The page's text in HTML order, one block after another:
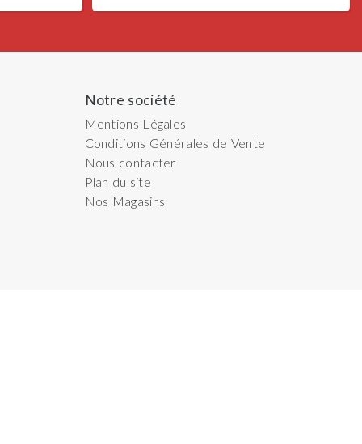
Notre société
Mentions Légales
Conditions Générales de Vente
Nous contacter
Plan du site
Nos Magasins